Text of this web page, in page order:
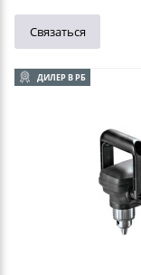
Связаться
ДИЛЕР В РБ